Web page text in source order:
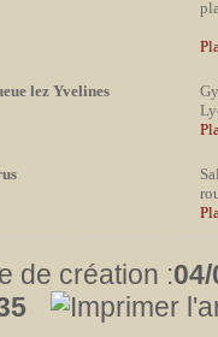
lez Yvelines
de création :